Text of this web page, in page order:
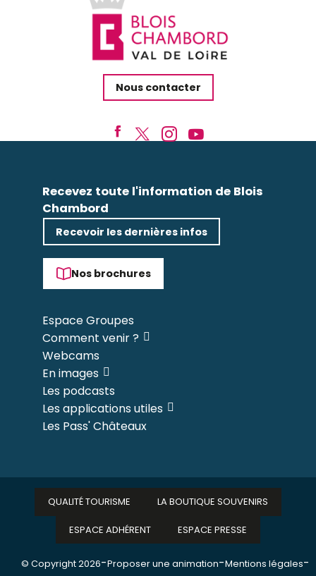
Nous contacter
Recevez toute l'information de Blois
Chambord
Recevoir les dernières infos
Nos brochures
Espace Groupes
Comment venir ?
Webcams
En images
Les podcasts
Les applications utiles
Les Pass' Châteaux
© Copyright 2026-Proposer une animation-Mentions légales-
QUALITÉ TOURISME LA BOUTIQUE SOUVENIRS
ESPACE ADHÉRENT ESPACE PRESSE